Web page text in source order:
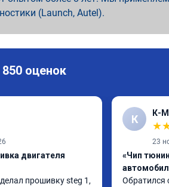
(Launch, Autel).
оценок
двигателя
прошивку steg 1,
К К-
★
23
«Чип
Обратился